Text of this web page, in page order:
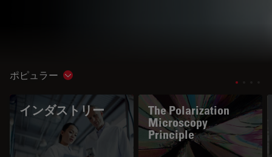
ポピュラー Show subnavigation
インダストリー
The Polarization
Microscopy
Principle